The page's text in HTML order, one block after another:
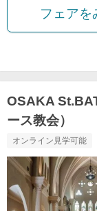
フェアを
OSAKA
ース教会）
オンライン見学可能